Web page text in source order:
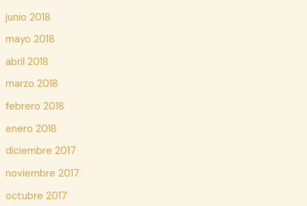
junio 2018
mayo 2018
abril 2018
marzo 2018
febrero 2018
enero 2018
diciembre 2017
noviembre 2017
octubre 2017